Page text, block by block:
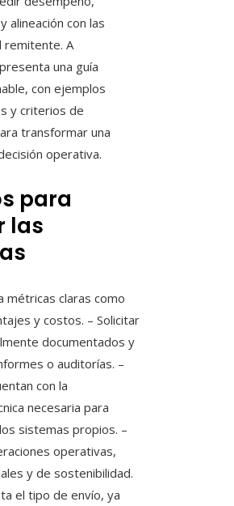
alineación con las
remitente. A
una guía
con ejemplos
y criterios de
transformar una
operativa.
para
las
métricas claras como
y costos. – Solicitar
documentados y
o auditorías. –
con la
necesaria para
sistemas propios. –
operativas,
y de sostenibilidad.
el tipo de envío, ya